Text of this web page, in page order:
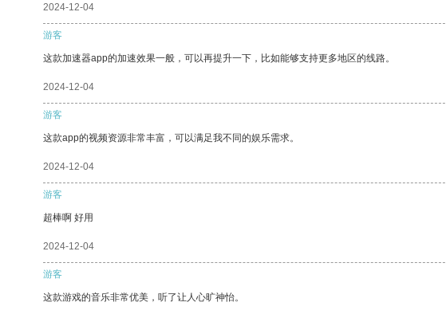
2024-12-04
游客
这款加速器app的加速效果一般，可以再提升一下，比如能够支持更多地区的线路。
2024-12-04
游客
这款app的视频资源非常丰富，可以满足我不同的娱乐需求。
2024-12-04
游客
超棒啊 好用
2024-12-04
游客
这款游戏的音乐非常优美，听了让人心旷神怡。